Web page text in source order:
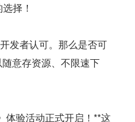
择！
发者认可。那么是否可
意存资源、不限速下
体验活动正式开启！**这